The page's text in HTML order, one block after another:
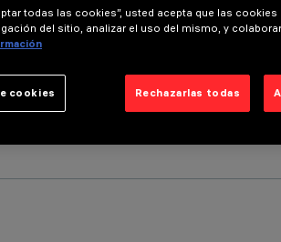
todas las cookies”, usted acepta que las
del sitio, analizar el uso del mismo, y
Rechazarlas todas
cookies